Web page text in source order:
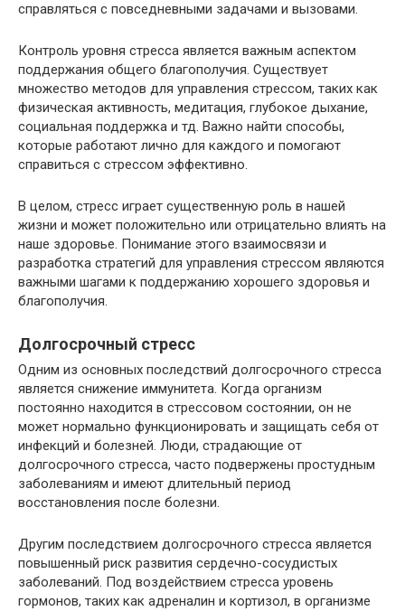
справляться с повседневными задачами и вызовами.
Контроль уровня стресса является важным аспектом
поддержания общего благополучия. Существует
множество методов для управления стрессом, таких как
физическая активность, медитация, глубокое дыхание,
социальная поддержка и тд. Важно найти способы,
которые работают лично для каждого и помогают
справиться с стрессом эффективно.
В целом, стресс играет существенную роль в нашей
жизни и может положительно или отрицательно влиять на
наше здоровье. Понимание этого взаимосвязи и
разработка стратегий для управления стрессом являются
важными шагами к поддержанию хорошего здоровья и
благополучия.
Долгосрочный стресс
Одним из основных последствий долгосрочного стресса
является снижение иммунитета. Когда организм
постоянно находится в стрессовом состоянии, он не
может нормально функционировать и защищать себя от
инфекций и болезней. Люди, страдающие от
долгосрочного стресса, часто подвержены простудным
заболеваниям и имеют длительный период
восстановления после болезни.
Другим последствием долгосрочного стресса является
повышенный риск развития сердечно-сосудистых
заболеваний. Под воздействием стресса уровень
гормонов, таких как адреналин и кортизол, в организме